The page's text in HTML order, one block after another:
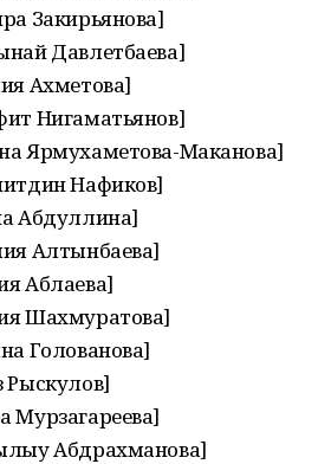
Закирьянова]
Давлетбаева]
Ахметова]
Нигаматьянов]
Ярмухаметова-Маканова]
Нафиков]
Абдуллина]
Алтынбаева]
Аблаева]
Шахмуратова]
Голованова]
Рыскулов]
Мурзагареева]
Абдрахманова]